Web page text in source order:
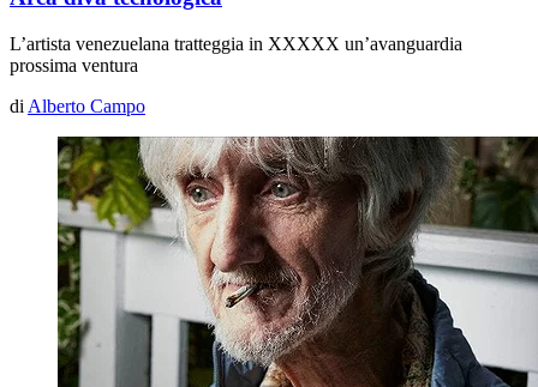
L’artista venezuelana tratteggia in XXXXX un’avanguardia
prossima ventura
di Alberto Campo